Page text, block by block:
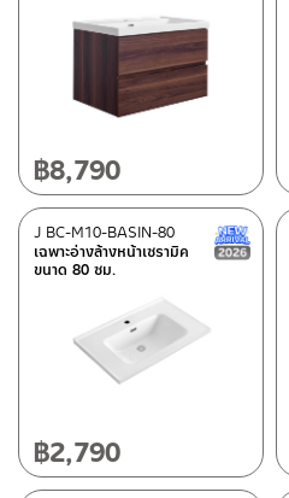
Melamine veneer Marble
Melamine veneer Chocolate
Black(4)
Gray(10)
White(27)
Best seller(2)
New Arrival สินค้าใหม่ ปี 2026
Normal stock level
฿8,790
เฉพาะอ่างล้างหน้าเซรามิค
ขนาด 80 ซม.
J BC-M10-BASIN-80
฿2,790